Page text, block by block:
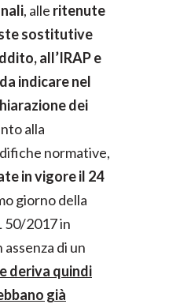
, alle ritenute
sostitutive
all’IRAP e
indicare nel
dei
alla
normative,
in vigore il 24
giorno della
50/2017 in
di un
deriva quindi
già